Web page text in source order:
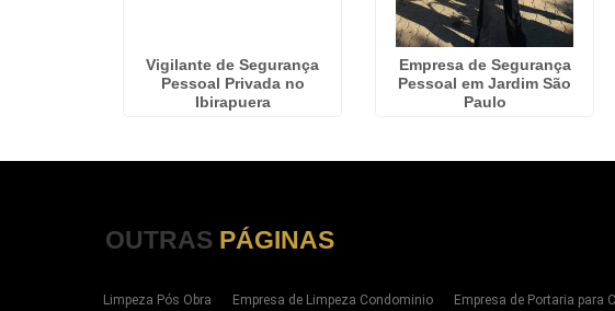
Vigilante de Segurança
Pessoal Privada no
Ibirapuera
Empresa de Segurança
Pessoal em Jardim São
Paulo
OUTRAS PÁGINAS
Limpeza Pós Obra Empresa de Limpeza Condominio Empresa de Portaria para